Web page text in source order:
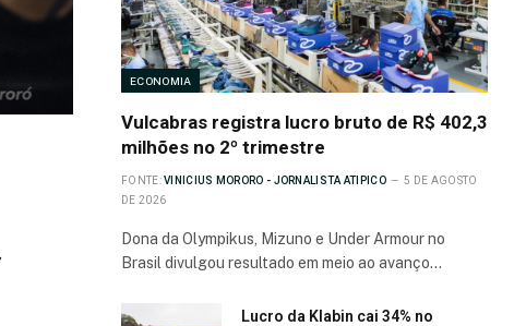
ECONOMIA
Vulcabras registra lucro bruto de R$ 402,3
milhões no 2º trimestre
FONTE: VINICIUS MORORO - JORNALISTA ATIPICO
5 DE AGOSTO
DE 2026
Dona da Olympikus, Mizuno e Under Armour no
Brasil divulgou resultado em meio ao avanço…
Lucro da Klabin cai 34% no